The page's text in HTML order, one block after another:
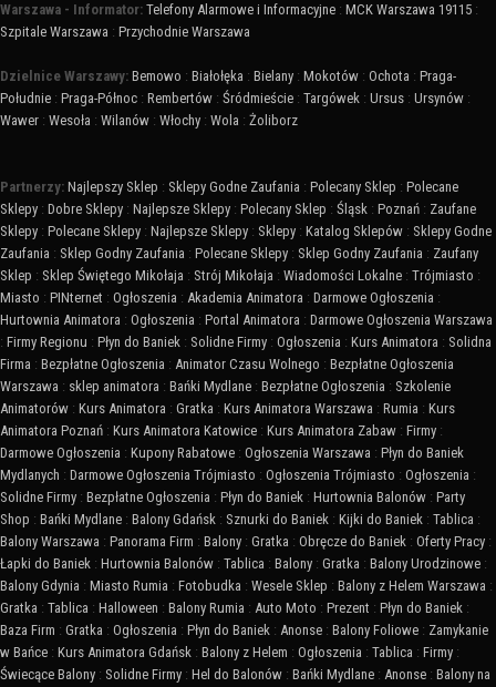
Warszawa - Informator: Telefony Alarmowe i Informacyjne : MCK Warszawa 19115 :
Szpitale Warszawa : Przychodnie Warszawa
Dzielnice Warszawy: Bemowo : Białołęka : Bielany : Mokotów : Ochota : Praga-
Południe : Praga-Północ : Rembertów : Śródmieście : Targówek : Ursus : Ursynów :
Wawer : Wesoła : Wilanów : Włochy : Wola : Żoliborz
Partnerzy: Najlepszy Sklep : Sklepy Godne Zaufania : Polecany Sklep : Polecane
Sklepy : Dobre Sklepy : Najlepsze Sklepy : Polecany Sklep : Śląsk : Poznań : Zaufane
Sklepy : Polecane Sklepy : Najlepsze Sklepy : Sklepy : Katalog Sklepów : Sklepy Godne
Zaufania : Sklep Godny Zaufania : Polecane Sklepy : Sklep Godny Zaufania : Zaufany
Sklep : Sklep Świętego Mikołaja : Strój Mikołaja : Wiadomości Lokalne : Trójmiasto :
Miasto : PINternet : Ogłoszenia : Akademia Animatora : Darmowe Ogłoszenia :
Hurtownia Animatora : Ogłoszenia : Portal Animatora : Darmowe Ogłoszenia Warszawa
: Firmy Regionu : Płyn do Baniek : Solidne Firmy : Ogłoszenia : Kurs Animatora : Solidna
Firma : Bezpłatne Ogłoszenia : Animator Czasu Wolnego : Bezpłatne Ogłoszenia
Warszawa : sklep animatora : Bańki Mydlane : Bezpłatne Ogłoszenia : Szkolenie
Animatorów : Kurs Animatora : Gratka : Kurs Animatora Warszawa : Rumia : Kurs
Animatora Poznań : Kurs Animatora Katowice : Kurs Animatora Zabaw : Firmy :
Darmowe Ogłoszenia : Kupony Rabatowe : Ogłoszenia Warszawa : Płyn do Baniek
Mydlanych : Darmowe Ogłoszenia Trójmiasto : Ogłoszenia Trójmiasto : Ogłoszenia :
Solidne Firmy : Bezpłatne Ogłoszenia : Płyn do Baniek : Hurtownia Balonów : Party
Shop : Bańki Mydlane : Balony Gdańsk : Sznurki do Baniek : Kijki do Baniek : Tablica :
Balony Warszawa : Panorama Firm : Balony : Gratka : Obręcze do Baniek : Oferty Pracy :
Łapki do Baniek : Hurtownia Balonów : Tablica : Balony : Gratka : Balony Urodzinowe :
Balony Gdynia : Miasto Rumia : Fotobudka : Wesele Sklep : Balony z Helem Warszawa :
Gratka : Tablica : Halloween : Balony Rumia : Auto Moto : Prezent : Płyn do Baniek :
Baza Firm : Gratka : Ogłoszenia : Płyn do Baniek : Anonse : Balony Foliowe : Zamykanie
w Bańce : Kurs Animatora Gdańsk : Balony z Helem : Ogłoszenia : Tablica : Firmy :
Świecące Balony : Solidne Firmy : Hel do Balonów : Bańki Mydlane : Anonse : Balony na